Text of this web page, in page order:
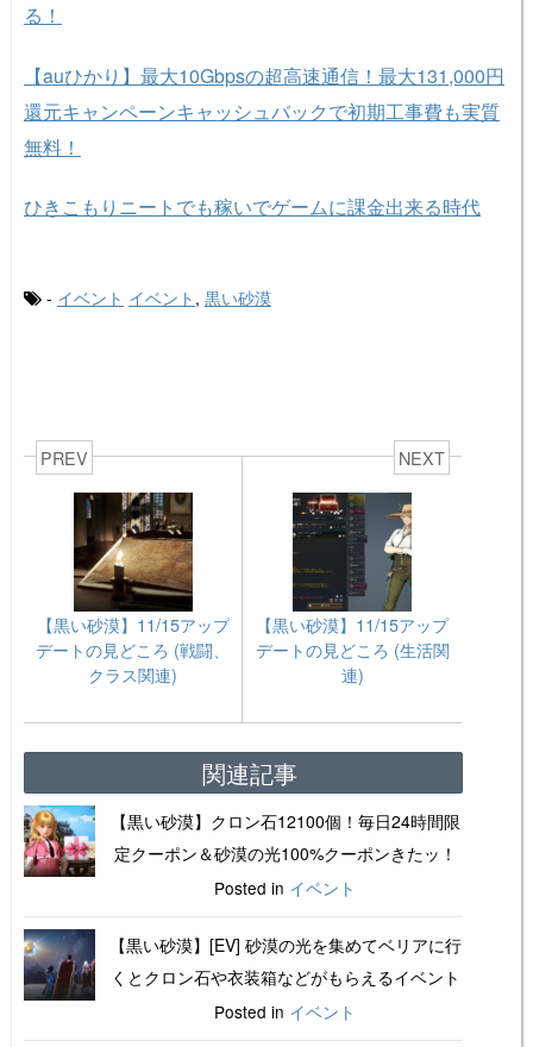
る！
【auひかり】最大10Gbpsの超高速通信！最大131,000円
還元キャンペーンキャッシュバックで初期工事費も実質
無料！
ひきこもりニートでも稼いでゲームに課金出来る時代
- イベント イベント , 黒い砂漠
PREV
【黒い砂漠】11/15アップ
デートの見どころ (戦闘、
クラス関連)
NEXT
【黒い砂漠】11/15アップ
デートの見どころ (生活関
連)
関連記事
【黒い砂漠】クロン石12100個！毎日24時間限
定クーポン＆砂漠の光100%クーポンきたッ！
Posted in イベント
【黒い砂漠】[EV] 砂漠の光を集めてベリアに行
くとクロン石や衣装箱などがもらえるイベント
Posted in イベント